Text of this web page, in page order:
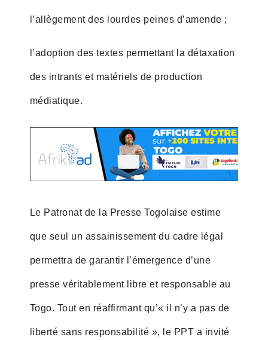
l’allègement des lourdes peines d’amende ;
l’adoption des textes permettant la détaxation
des intrants et matériels de production
médiatique.
Le Patronat de la Presse Togolaise estime
que seul un assainissement du cadre légal
permettra de garantir l’émergence d’une
presse véritablement libre et responsable au
Togo. Tout en réaffirmant qu’« il n’y a pas de
liberté sans responsabilité », le PPT a invité